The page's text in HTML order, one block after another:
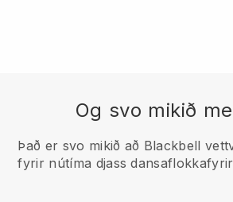
Og svo mikið
Það er svo mikið að Blackbell
fyrir nútíma djass